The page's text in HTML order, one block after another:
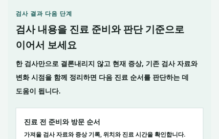
검사 결과 다음 단계
검사 내용을 진료 준비와 판단 기준으로
이어서 보세요
한 검사만으로 결론내리지 않고 현재 증상, 기존 검사 자료와
변화 시점을 함께 정리하면 다음 진료 순서를 판단하는 데
도움이 됩니다.
진료 전 준비와 방문 순서
가져올 검사 자료와 증상 기록, 위치와 진료 시간을 확인합니다.